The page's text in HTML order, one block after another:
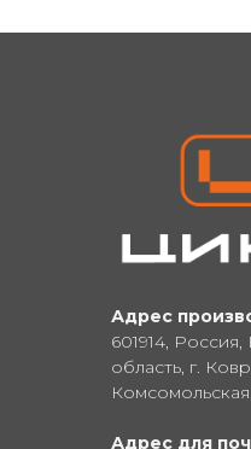
Адрес
601914,
область, г.
Адрес для